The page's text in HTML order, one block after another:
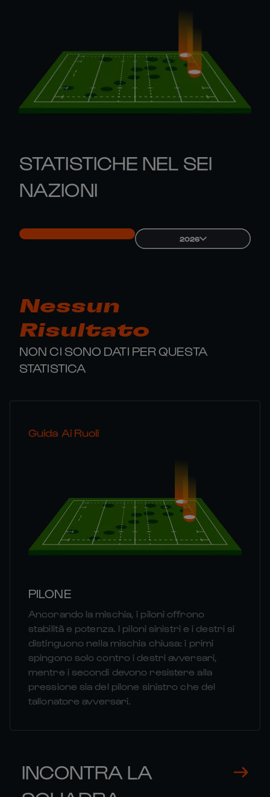
STATISTICHE NEL SEI
NAZIONI
2026
Nessun
Risultato
NON CI SONO DATI PER QUESTA
STATISTICA
Guida Ai Ruoli
PILONE
Ancorando la mischia, i piloni offrono
stabilità e potenza. I piloni sinistri e i destri si
distinguono nella mischia chiusa: i primi
spingono solo contro i destri avversari,
mentre i secondi devono resistere alla
pressione sia del pilone sinistro che del
tallonatore avversari.
INCONTRA LA